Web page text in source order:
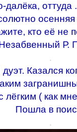
далёка, оттуда
осенняя
кто её не
Р.
.
Казался
( как
Пошла в
.